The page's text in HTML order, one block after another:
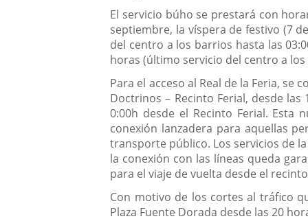
El servicio búho se prestará con
septiembre, la víspera de festivo (7
del centro a los barrios hasta las
horas (último servicio del centro a
Para el acceso al Real de la Feria, se
Doctrinos – Recinto Ferial, desde
0:00h desde el Recinto Ferial.
conexión lanzadera para aquellas
transporte público. Los servicios de
la conexión con las líneas queda
para el viaje de vuelta desde el
Con motivo de los cortes al tráfico
Plaza Fuente Dorada desde las 20